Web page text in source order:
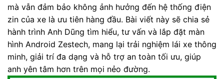
mà vẫn đảm bảo không ảnh hưởng đến hệ thống điện
zin của xe là ưu tiên hàng đầu. Bài viết này sẽ chia sẻ
hành trình Anh Dũng tìm hiểu, tư vấn và lắp đặt màn
hình Android Zestech, mang lại trải nghiệm lái xe thông
minh, giải trí đa dạng và hỗ trợ an toàn tối ưu, giúp
anh yên tâm hơn trên mọi nẻo đường.